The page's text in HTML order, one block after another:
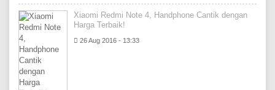
Xiaomi Redmi Note 4, Handphone Cantik dengan
Harga Terbaik!
26 Aug 2016 - 13:33